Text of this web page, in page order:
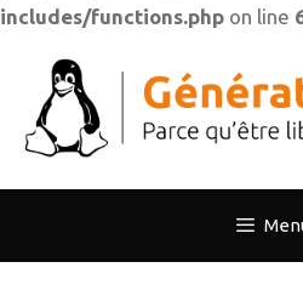
includes/functions.php on line
contenu